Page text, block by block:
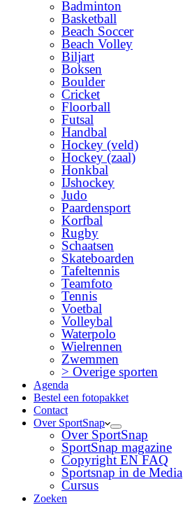
Badminton
Basketball
Beach Soccer
Beach Volley
Biljart
Boksen
Boulder
Cricket
Floorball
Futsal
Handbal
Hockey (veld)
Hockey (zaal)
Honkbal
IJshockey
Judo
Paardensport
Korfbal
Rugby
Schaatsen
Skateboarden
Tafeltennis
Teamfoto
Tennis
Voetbal
Volleybal
Waterpolo
Wielrennen
Zwemmen
> Overige sporten
Agenda
Bestel een fotopakket
Contact
Over SportSnap
Over SportSnap
SportSnap magazine
Copyright EN FAQ
Sportsnap in de Media
Cursus
Zoeken